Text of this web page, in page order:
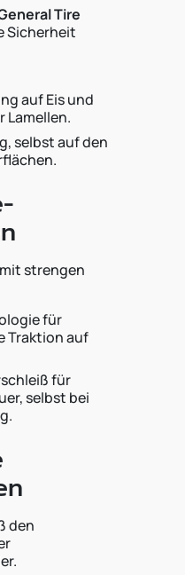
Tire
Sicherheit
auf Eis und
Lamellen.
selbst auf den
strengen
für
Traktion auf
für
selbst bei
den